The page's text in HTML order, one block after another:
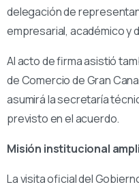
delegación de
empresarial, académico y
Al acto de firma asistió
de Comercio de Gran
asumirá la secretaría
previsto en el acuerdo.
Misión institucional
La visita oficial del